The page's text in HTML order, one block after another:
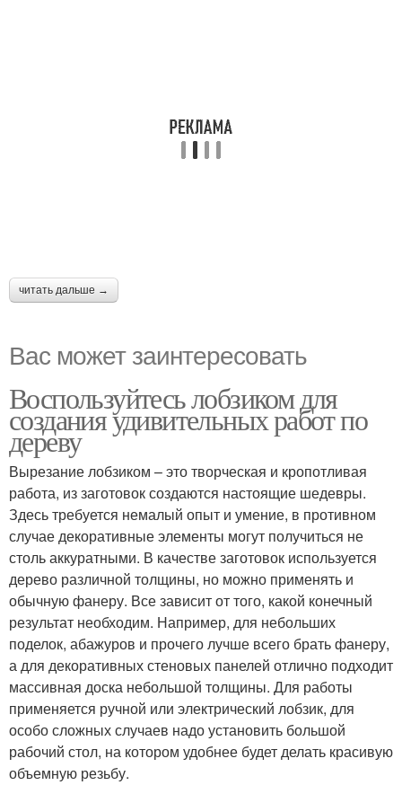
читать дальше →
Вас может заинтересовать
Воспользуйтесь лобзиком для
создания удивительных работ по
дереву
Вырезание лобзиком – это творческая и кропотливая
работа, из заготовок создаются настоящие шедевры.
Здесь требуется немалый опыт и умение, в противном
случае декоративные элементы могут получиться не
столь аккуратными. В качестве заготовок используется
дерево различной толщины, но можно применять и
обычную фанеру. Все зависит от того, какой конечный
результат необходим. Например, для небольших
поделок, абажуров и прочего лучше всего брать фанеру,
а для декоративных стеновых панелей отлично подходит
массивная доска небольшой толщины. Для работы
применяется ручной или электрический лобзик, для
особо сложных случаев надо установить большой
рабочий стол, на котором удобнее будет делать красивую
объемную резьбу.